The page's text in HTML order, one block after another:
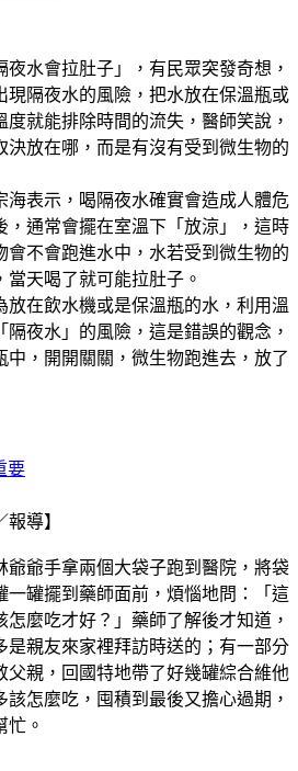
水會拉肚子」，有民眾突發奇想，
現隔夜水的風險，把水放在保溫瓶或
就能排除時間的流失，醫師笑說，
決放在哪，而是有沒有受到微生物的
海表示，喝隔夜水確實會造成人體危
，通常會擺在室溫下「放涼」，這時
會不會跑進水中，水若受到微生物的
天喝了就可能拉肚子。
放在飲水機或是保溫瓶的水，利用溫
夜水」的風險，這是錯誤的觀念，
中，開開關關，微生物跑進去，放了
要
導】
爺爺手拿兩個大袋子跑到醫院，將袋
一罐擺到藥師面前，煩惱地問：「這
麼吃才好？」藥師了解後才知道，
是親友來家裡拜訪時送的；有一部分
父親，回國特地帶了好幾罐綜合維他
怎麼吃，囤積到最後又擔心過期，
忙。